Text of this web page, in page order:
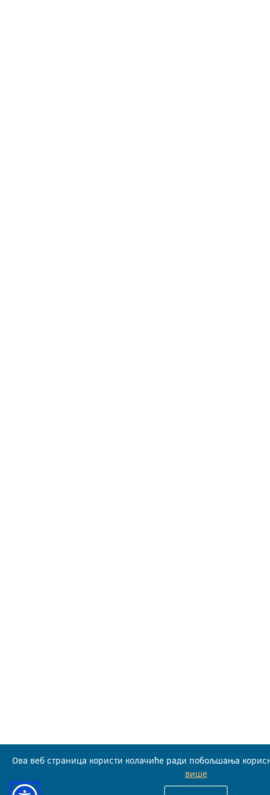
Ова веб страница користи колачиће ради побољшања
више